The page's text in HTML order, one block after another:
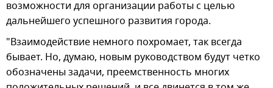
возможности для организации работы с целью
дальнейшего успешного развития города.
"Взаимодействие немного похромает, так всегда
бывает. Но, думаю, новым руководством будут четко
обозначены задачи, преемственность многих